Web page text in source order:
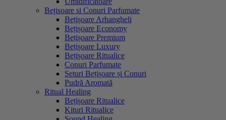
Bețisoare si Conuri Parfumate
Bețișoare Arhangheli
Bețișoare Economy
Bețișoare Premium
Bețișoare Luxury
Bețișoare Ritualice
Conuri Parfumate
Seturi Bețișoare și Conuri
Pudră Aromată
Ritual Healing
Bețișoare Ritualice
Kituri Ritualice